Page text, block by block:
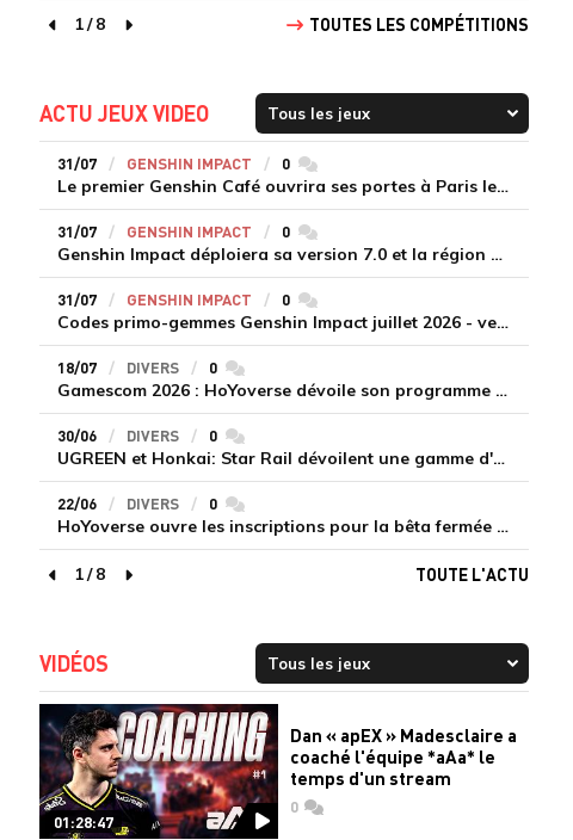
page précédente
1/8
page suivante
TOUTES LES COMPÉTITIONS
ACTU JEUX VIDEO
31/07 GENSHIN IMPACT 0commentaires
Le premier Genshin Café ouvrira ses portes à Paris le 14 août
31/07 GENSHIN IMPACT 0commentaires
Genshin Impact déploiera sa version 7.0 et la région de Snezhnaya le 12 août
31/07 GENSHIN IMPACT 0commentaires
Codes primo-gemmes Genshin Impact juillet 2026 - version 7.0
18/07 DIVERS 0commentaires
Gamescom 2026 : HoYoverse dévoile son programme et présente deux nouveaux jeux inédits
30/06 DIVERS 0commentaires
UGREEN et Honkai: Star Rail dévoilent une gamme d'accessoires de recharge en édition limitée
22/06 DIVERS 0commentaires
HoYoverse ouvre les inscriptions pour la bêta fermée de Honkai : Nexus Anima
page précédente
1/8
page suivante
TOUTE L'ACTU
VIDÉOS
01:28:47
Dan « apEX » Madesclaire a
coaché l'équipe *aAa* le
temps d'un stream
0commentaires